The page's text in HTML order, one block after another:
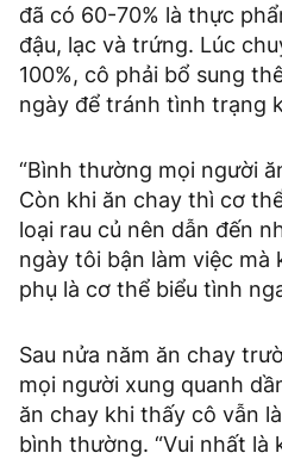
đã có 60-70% là thực
đậu, lạc và trứng. Lúc
100%, cô phải bổ sung
ngày để tránh tình trạng
“Bình thường mọi người
Còn khi ăn chay thì cơ
loại rau củ nên dẫn đến
ngày tôi bận làm việc mà
phụ là cơ thể biểu tình
Sau nửa năm ăn chay
mọi người xung quanh
ăn chay khi thấy cô vẫn
bình thường. “Vui nhất là